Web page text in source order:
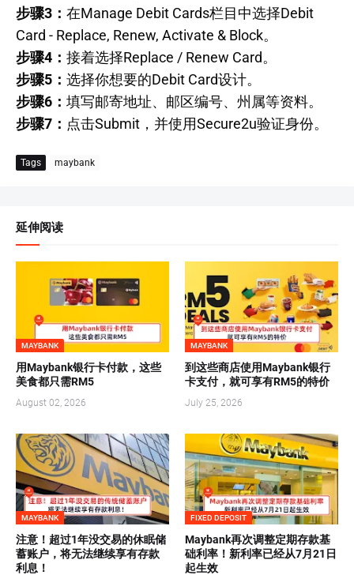
步骤3： 在Manage Debit Cards栏目中选择Debit
Card - Replace, Renew, Activate & Block。
步骤4： 接着选择Replace / Renew Card。
步骤5： 选择你想要的Debit Card设计。
步骤6： 填写邮寄地址、邮区编号、州属等资料。
步骤7： 点击Submit，并使用Secure2u验证身份。
Tags maybank
延伸阅读
MAYBANK
用Maybank银行卡付款，这些
美食都只需RM5
August 02, 2026
MAYBANK
到这些商店使用Maybank银行
卡支付，就可享有RM5的特价
July 25, 2026
MAYBANK
注意！超过1年没交易的休眠储
蓄账户，将无法继续享有存款
利息！
FIXED DEPOSIT
Maybank再次调整定期存款基
础利率！新利率已经从7月21日
起生效